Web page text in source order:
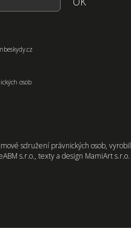
osob
sdružení právnických osob, vyrobil
s.r.o., texty a design MamiArt s.r.o.